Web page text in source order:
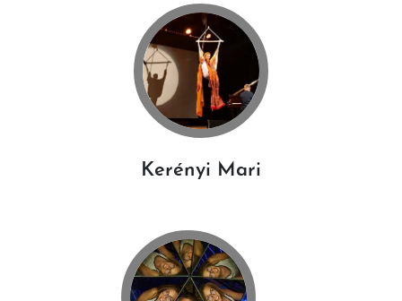
Kerényi Mari